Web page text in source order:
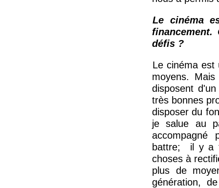
Le cinéma
défis ?
Le cinéma est
moyens.
disposent
très bonnes
disposer du
je salue au
accompagné
battre; il y a
choses à
plus de
génération,